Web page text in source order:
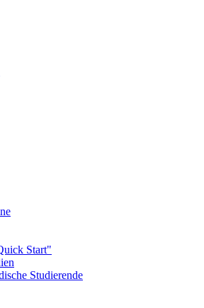
Start"
Studierende